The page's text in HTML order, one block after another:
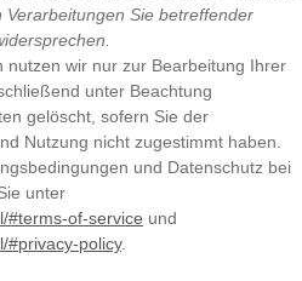
Sie betreffender
nutzen wir nur zur Bearbeitung Ihrer
unter Beachtung
gelöscht, sofern Sie der
Nutzung nicht zugestimmt haben.
und Datenschutz bei
unter
#terms-of-service und
#privacy-policy.